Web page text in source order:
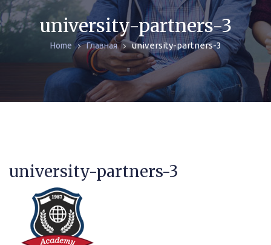
ЖУРНАЛЫ
МОНОГРАФИИ
university-partners-3
Home Главная university-partners-3
university-partners-3